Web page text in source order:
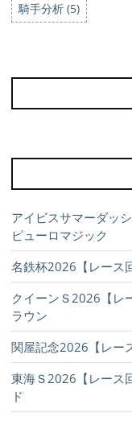
騎手分析 (5)
アイビスサマーダッ
ピューロマジック
名鉄杯2026【レース
クイーンＳ2026【レ
ラウン
関屋記念2026【レー
東海Ｓ2026【レース
ド